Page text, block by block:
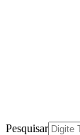
Byblos
Pesquisar